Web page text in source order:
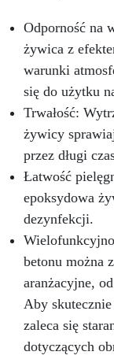
Odporność na
żywica z
warunki
się do użytku
Trwałość:
żywicy
przez długi
Łatwość
epoksydowa
dezynfekcji.
betonu można
aranżacyjne,
Aby
zaleca się
dotyczących